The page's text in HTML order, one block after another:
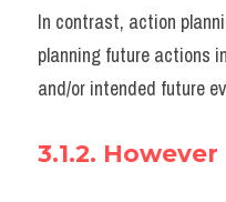
In contrast, action
planning future actions
and/or intended future
3.1.2. However